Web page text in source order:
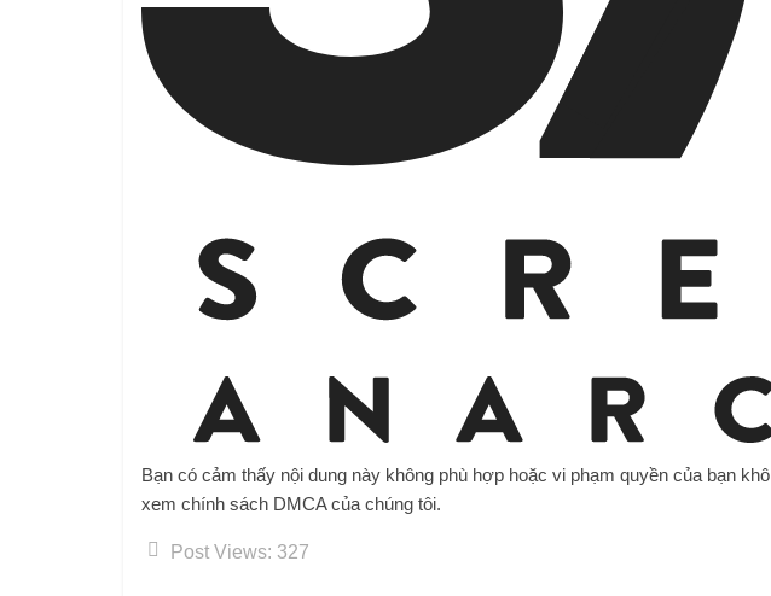
Bạn có cảm thấy nội dung này không phù hợp hoặc vi phạm quyền của bạn
xem chính sách DMCA của chúng tôi.
Post Views: 327